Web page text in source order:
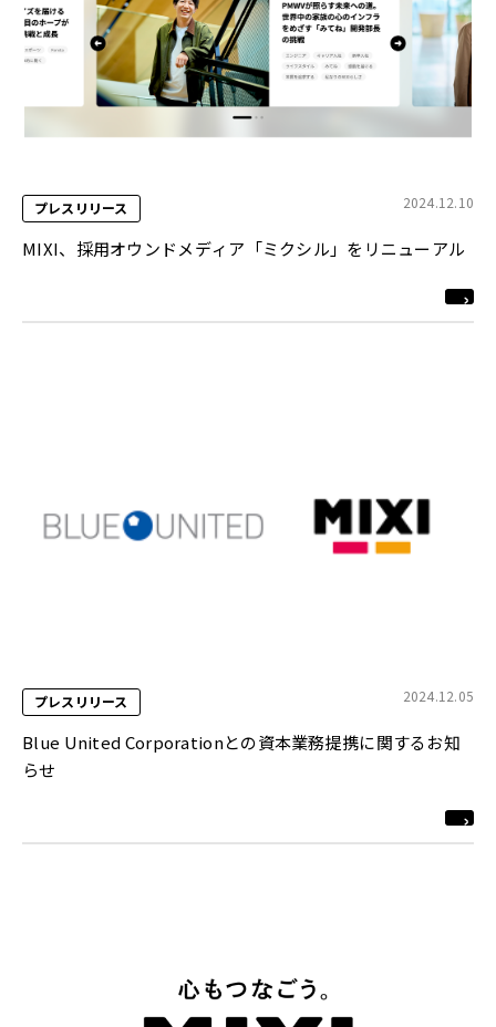
プレスリリース 2024.12.10
MIXI、採用オウンドメディア「ミクシル」をリニューアル
プレスリリース 2024.12.05
Blue United Corporationとの資本業務提携に関するお知
らせ